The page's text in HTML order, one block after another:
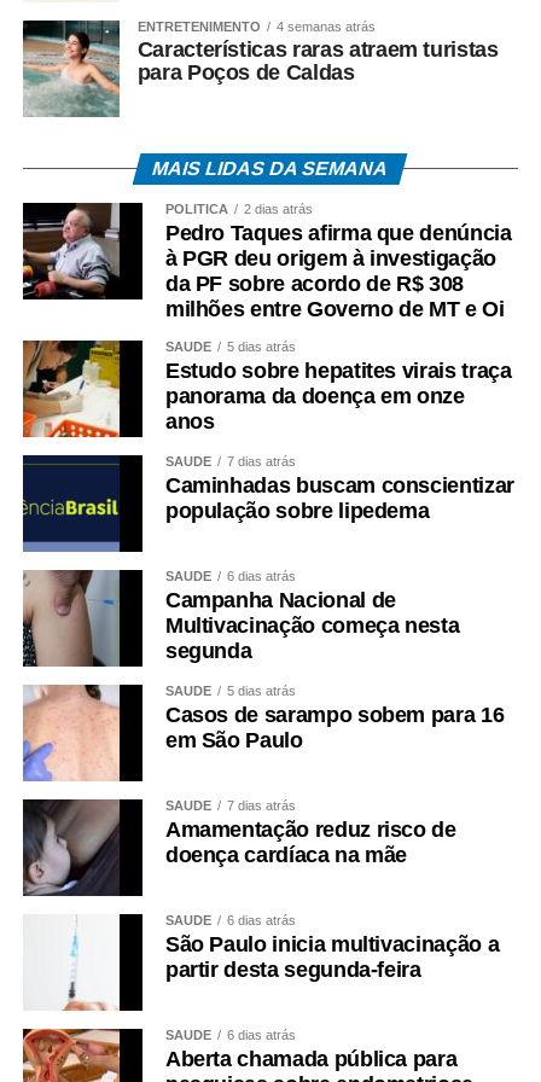
Ao mesmo tempo em que contribuímos com um processo
de ressocialização por meio do trabalho e da
qualificação, podemos gerar materiais que serão
utilizados em melhorias para nossa cidade. É dessa
trazer resultados positivos para Cáceres e para toda a
Esdras Crepaldi / DRT 940 MT
COMENTE ABAIXO:
WhatsApp
Facebook
Twitter
Messenger
LinkedIn
Share
ENTRETENIMENTO 4 semanas atrás
Características raras atraem turistas
para Poços de Caldas
MAIS LIDAS DA SEMANA
POLÍTICA 2 dias atrás
Pedro Taques afirma que denúncia
à PGR deu origem à investigação
da PF sobre acordo de R$ 308
milhões entre Governo de MT e Oi
SAÚDE 5 dias atrás
Estudo sobre hepatites virais traça
panorama da doença em onze
anos
SAÚDE 7 dias atrás
Caminhadas buscam conscientizar
população sobre lipedema
SAÚDE 6 dias atrás
Campanha Nacional de
Multivacinação começa nesta
segunda
SAÚDE 5 dias atrás
Casos de sarampo sobem para 16
em São Paulo
SAÚDE 7 dias atrás
Amamentação reduz risco de
doença cardíaca na mãe
SAÚDE 6 dias atrás
São Paulo inicia multivacinação a
partir desta segunda-feira
SAÚDE 6 dias atrás
Aberta chamada pública para